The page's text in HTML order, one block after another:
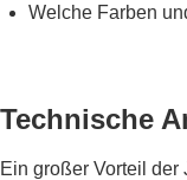
Welche Farben
Technische
Ein großer Vorteil